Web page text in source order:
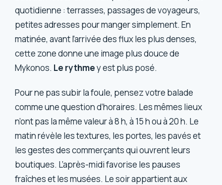
quotidienne : terrasses, passages de voyageurs,
petites adresses pour manger simplement. En
matinée, avant l’arrivée des flux les plus denses,
cette zone donne une image plus douce de
Mykonos. Le rythmey est plus posé.
Pour ne pas subir la foule, pensez votre balade
comme une question d’horaires. Les mêmes lieux
n’ont pas la même valeur à 8 h, à 15 h ou à 20 h. Le
matin révèle les textures, les portes, les pavés et
les gestes des commerçants qui ouvrent leurs
boutiques. L’après-midi favorise les pauses
fraîches et les musées. Le soir appartient aux